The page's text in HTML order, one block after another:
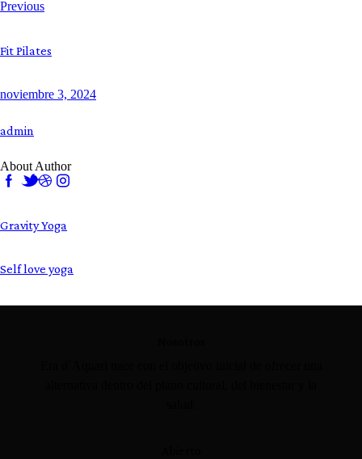
Navegación
Previous
Fit Pilates
noviembre 3, 2024
admin
About Author
Gravity Yoga
Self love yoga